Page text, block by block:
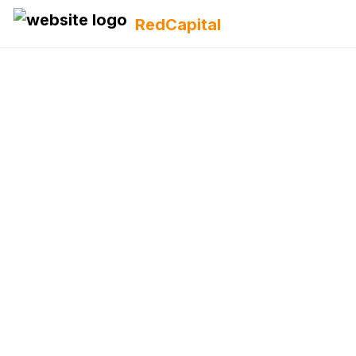
RedCapital
A través de
También